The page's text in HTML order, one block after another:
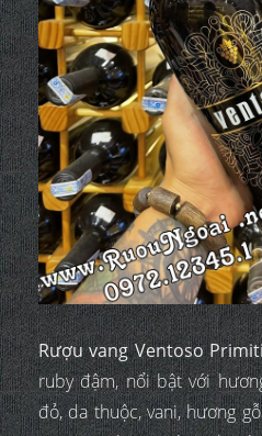
Rượu vang Ventoso
ruby đậm, nổi bật với
đỏ, da thuộc, vani, hương